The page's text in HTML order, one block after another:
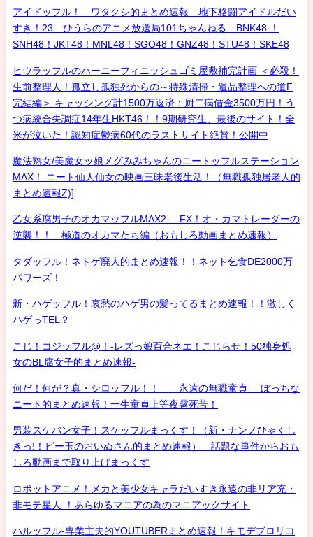
アイドッフル！ ワタクシ的まとめ速報 地下格闘アイドルだい
すき！23 ひうらのアニメ放送局101ちゃんねる BNK48 ！
SNH48！JKT48！MNL48！SGO48！GNZ48！STU48！SKE48
ヒウラッフルのハーニーフィニッシュゴミ屋敷補完計画 ＜必殺！
生前整理人！孤立し孤独死からの～特殊清掃・遺品整理への道F
完結編＞ キャッシング計1500万返済：厨二病借金3500万円！う
つ病統合失調症14年生HKT46！！9期研究生、最後のサイト！全
米が泣いた！認知症鬱病60代のラストサイト絶賛！公開中
魔法熟女/美魔女ッ娘メグみみちゃんのニートッフルステーション
MAX！ ニート仙人仙女の映画三昧老後生活！（無職孤独居老人的
まとめ速報Z)]
乙女系腐男子のオカマッフルMAX2- FX！オ・カマトレーダーの
逆襲！！ 極道のオカマたち編（おもしろ動画まとめ速報）
タダッフル！ネトゲ廃人的まとめ速報！！ネット乞食DE2000万
パワーズ！
新・ハゲッフル！哀愁のハゲ男の髪ってるまとめ速報！！激しく
ハゲっTEL？
こじ！コジッフル@！-レズっ娘百合ネエ！こじらせ！50独身処
女のBL腐女子的まとめ速報-
何だ！何が？真・シロッフル！！ 永遠の無職童貞- ぼっちな
ニート的まとめ速報！一生童貞上等夜露死苦！
男装スケバン女子！スケッフルまっくす！（新・ナンノひゃくし
きっ!！ビー玉のおいぬさん的まとめ速報） 話題な事件からおも
しろ動画まで取り上げまっくす
ロボットアニメ！メカと美少女キャラだいすき永遠の非リア充・
非モテ星人 ！あらゆるマニアの為のマニアックサイト
ハルッフル-専業主夫的YOUTUBERまとめ速報！キモデブロリコ